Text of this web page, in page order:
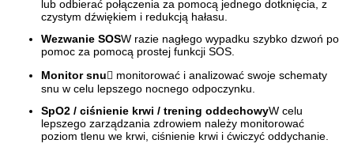
lub odbierać połączenia za pomocą jednego dotknięcia, z
czystym dźwiękiem i redukcją hałasu.
Wezwanie SOSW razie nagłego wypadku szybko dzwoń po
pomoc za pomocą prostej funkcji SOS.
Monitor snu monitorować i analizować swoje schematy
snu w celu lepszego nocnego odpoczynku.
SpO2 / ciśnienie krwi / trening oddechowyW celu
lepszego zarządzania zdrowiem należy monitorować
poziom tlenu we krwi, ciśnienie krwi i ćwiczyć oddychanie.